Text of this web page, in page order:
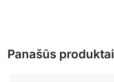
Panašūs produktai